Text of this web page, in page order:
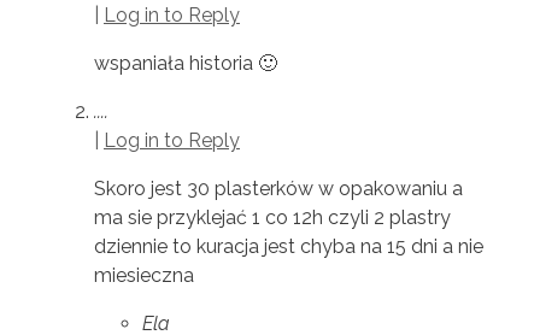
Log in to Reply
wspaniała historia 🙂
....
Log in to Reply
Skoro jest 30 plasterków w opakowaniu a
ma sie przyklejać 1 co 12h czyli 2 plastry
dziennie to kuracja jest chyba na 15 dni a nie
miesieczna
Ela